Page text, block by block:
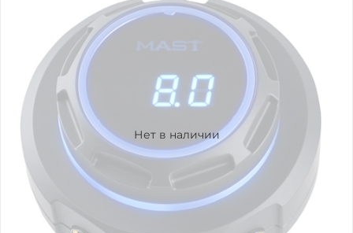
Нет в наличии